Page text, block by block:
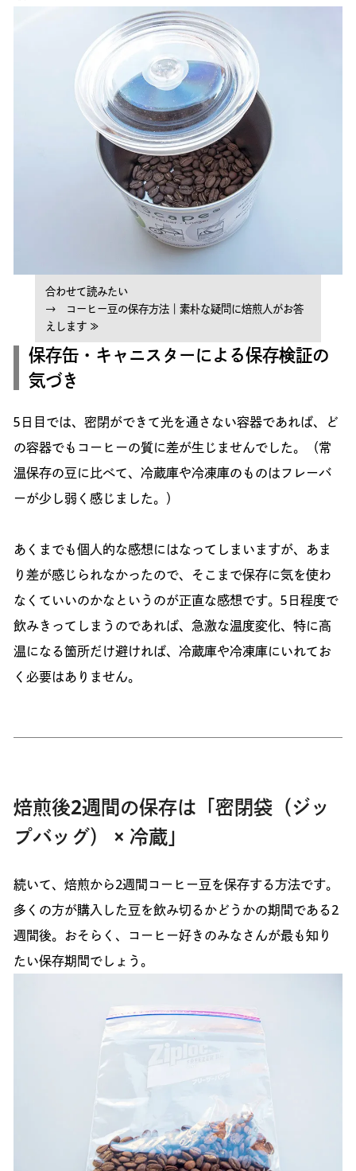
合わせて読みたい
→ コーヒー豆の保存方法｜素朴な疑問に焙煎人がお答
えします ≫
保存缶・キャニスターによる保存検証の
気づき
5日目では、密閉ができて光を通さない容器であれば、ど
の容器でもコーヒーの質に差が生じませんでした。（常
温保存の豆に比べて、冷蔵庫や冷凍庫のものはフレーバ
ーが少し弱く感じました。）
あくまでも個人的な感想にはなってしまいますが、あま
り差が感じられなかったので、そこまで保存に気を使わ
なくていいのかなというのが正直な感想です。5日程度で
飲みきってしまうのであれば、急激な温度変化、特に高
温になる箇所だけ避ければ、冷蔵庫や冷凍庫にいれてお
く必要はありません。
焙煎後2週間の保存は「密閉袋（ジッ
プバッグ） × 冷蔵」
続いて、焙煎から2週間コーヒー豆を保存する方法です。
多くの方が購入した豆を飲み切るかどうかの期間である2
週間後。おそらく、コーヒー好きのみなさんが最も知り
たい保存期間でしょう。